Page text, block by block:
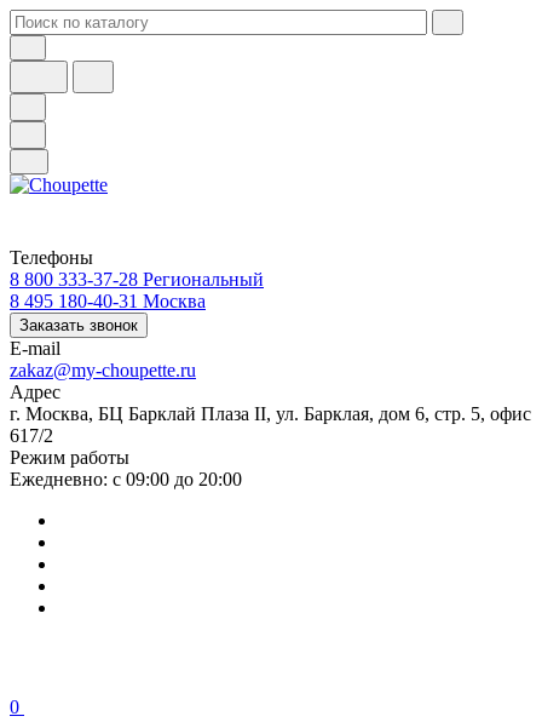
Телефоны
8 800 333-37-28 Региональный
8 495 180-40-31 Москва
Заказать звонок
E-mail
zakaz@my-choupette.ru
Адрес
г. Москва, БЦ Барклай Плаза II, ул. Барклая, дом 6, стр. 5, офис
617/2
Режим работы
Ежедневно: с 09:00 до 20:00
0